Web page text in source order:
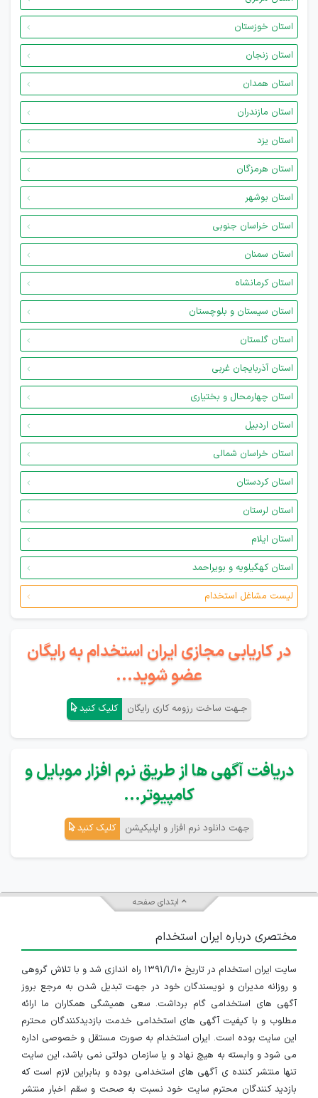
استان خوزستان
استان زنجان
استان همدان
استان مازندران
استان یزد
استان هرمزگان
استان بوشهر
استان خراسان جنوبی
استان سمنان
استان کرمانشاه
استان سیستان و بلوچستان
استان گلستان
استان آذربایجان غربی
استان چهارمحال و بختیاری
استان اردبیل
استان خراسان شمالی
استان کردستان
استان لرستان
استان ایلام
استان کهگیلویه و بویراحمد
لیست مشاغل استخدام
در کاریابی مجازی ایران استخدام به رایگان
عضو شوید...
جـهت ساخت رزومه کاری رایگان کلیک کنید
دریافت آگهی ها از طریق نرم افزار موبایل و
کامپیوتر...
جهت دانلود نرم افزار و اپلیکیشن کلیک کنید
ابتدای صفحه
مختصری درباره ایران استخدام
سایت ایران استخدام در تاریخ ۱۳۹۱/۱/۱۰ راه اندازی شد و با تلاش گروهی
و روزانه مدیران و نویسندگان خود در جهت تبدیل شدن به مرجع بروز
آگهی های استخدامی گام برداشت. سعی همیشگی همکاران ما ارائه
مطلوب و با کیفیت آگهی های استخدامی خدمت بازدیدکنندگان محترم
این سایت بوده است. ایران استخدام به صورت مستقل و خصوصی اداره
می شود و وابسته به هیچ نهاد و یا سازمان دولتی نمی باشد، این سایت
تنها منتشر کننده ی آگهی های استخدامی بوده و بنابراین لازم است که
بازدید کنندگان محترم سایت خود نسبت به صحت و سقم اخبار منتشر